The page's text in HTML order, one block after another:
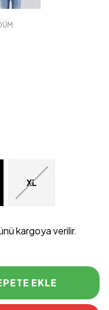
XL
kargoya verilir.
EKLE